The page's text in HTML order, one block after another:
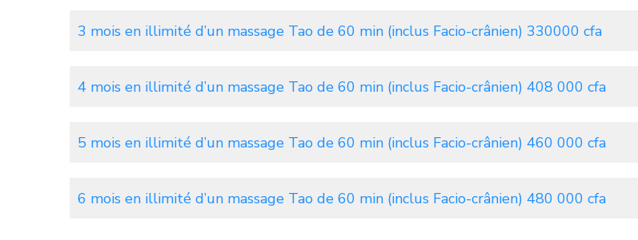
3 mois en illimité d’un massage Tao de 60 min (inclus Facio-crânien) 330000 cfa
4 mois en illimité d’un massage Tao de 60 min (inclus Facio-crânien) 408 000 cfa
5 mois en illimité d’un massage Tao de 60 min (inclus Facio-crânien) 460 000 cfa
6 mois en illimité d’un massage Tao de 60 min (inclus Facio-crânien) 480 000 cfa